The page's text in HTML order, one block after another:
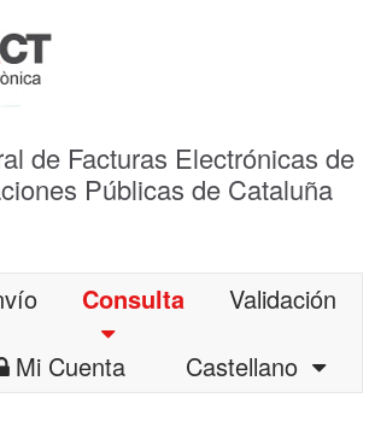
de Facturas Electrónicas de
Públicas de Cataluña
Consulta
Validación
Mi Cuenta
Castellano